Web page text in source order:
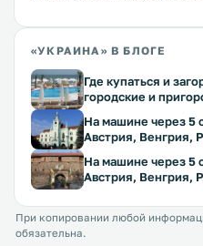
«УКРАИНА» В БЛОГЕ
Где купаться и
городские и
На машине через 5
Австрия, Венгрия,
На машине через 5
Австрия, Венгрия,
При копировании любой
обязательна.